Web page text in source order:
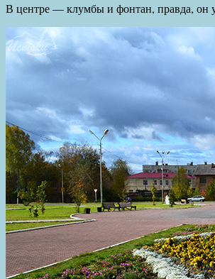
В центре — клумбы и фонтан, правда, он